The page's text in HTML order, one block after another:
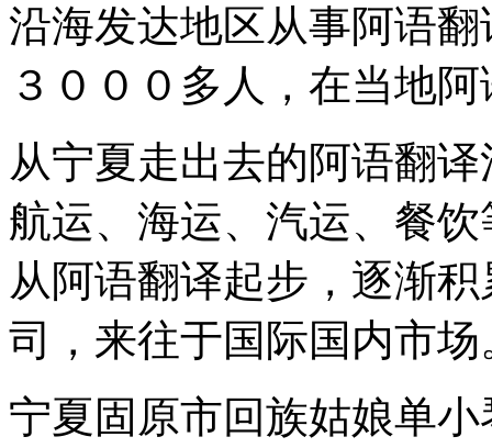
沿海发达地区从事阿语
３０００多人，在当地
从宁夏走出去的阿语翻
航运、海运、汽运、餐
从阿语翻译起步，逐渐
司，来往于国际国内市场
宁夏固原市回族姑娘单